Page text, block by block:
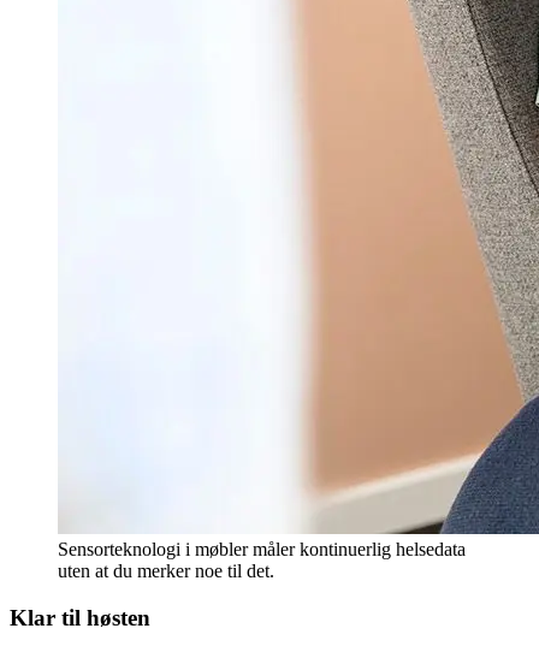
Sensorteknologi i møbler måler kontinuerlig helsedata
uten at du merker noe til det.
Klar til høsten